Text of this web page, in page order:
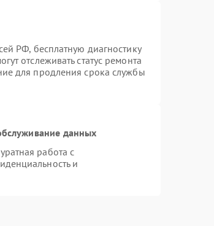
РФ, бесплатную диагностику
отслеживать статус ремонта
для продления срока службы
данных
работа с
и